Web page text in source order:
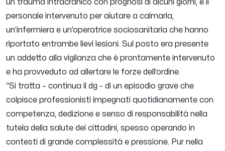
un trauma intracranico con prognosi di alcuni giorni, e il
personale intervenuto per aiutare a calmarla,
un’infermiera e un’operatrice sociosanitaria che hanno
riportato entrambe lievi lesioni. Sul posto era presente
un addetto alla vigilanza che è prontamente intervenuto
e ha provveduto ad allertare le forze dell’ordine.
“Si tratta – continua il dg - di un episodio grave che
colpisce professionisti impegnati quotidianamente con
competenza, dedizione e senso di responsabilità nella
tutela della salute dei cittadini, spesso operando in
contesti di grande complessità e pressione. Pur nella